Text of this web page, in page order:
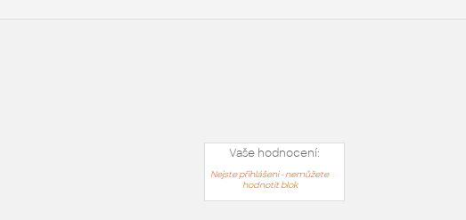
Vaše hodnocení:
Nejste přihlášeni - nemůžete
hodnotit blok